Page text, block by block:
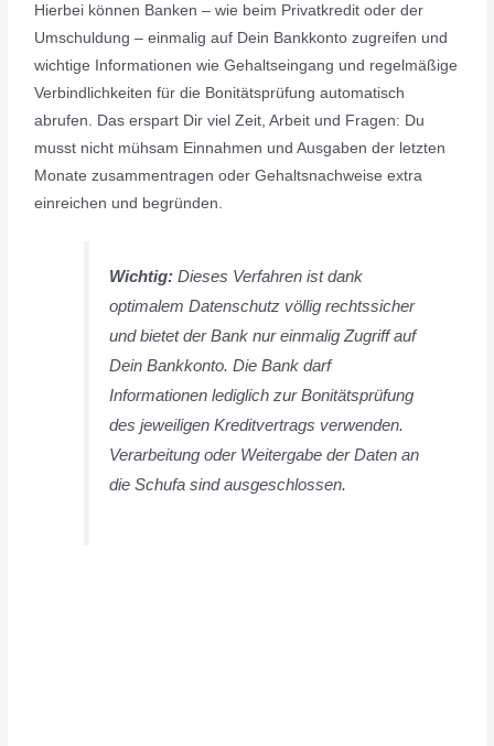
Hierbei können Banken – wie beim Privatkredit oder der
Umschuldung – einmalig auf Dein Bankkonto zugreifen und
wichtige Informationen wie Gehaltseingang und regelmäßige
Verbindlichkeiten für die Bonitätsprüfung automatisch
abrufen. Das erspart Dir viel Zeit, Arbeit und Fragen: Du
musst nicht mühsam Einnahmen und Ausgaben der letzten
Monate zusammentragen oder Gehaltsnachweise extra
einreichen und begründen.
Wichtig: Dieses Verfahren ist dank
optimalem Datenschutz völlig rechtssicher
und bietet der Bank nur einmalig Zugriff auf
Dein Bankkonto. Die Bank darf
Informationen lediglich zur Bonitätsprüfung
des jeweiligen Kreditvertrags verwenden.
Verarbeitung oder Weitergabe der Daten an
die Schufa sind ausgeschlossen.